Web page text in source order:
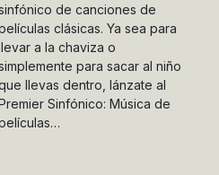
de canciones de
clásicas. Ya sea para
a la chaviza o
para sacar al niño
llevas dentro, lánzate al
Sinfónico: Música de